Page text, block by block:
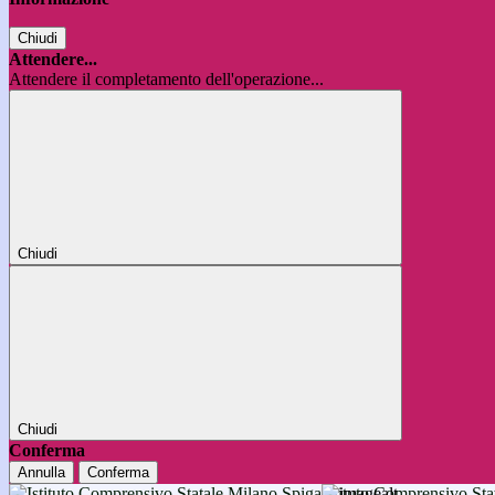
Chiudi
Attendere...
Attendere il completamento dell'operazione...
Chiudi
Chiudi
Conferma
Annulla Conferma